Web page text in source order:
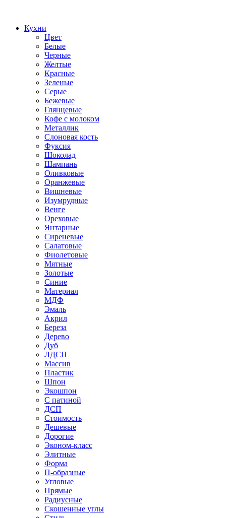
Кухни
Цвет
Белые
Черные
Желтые
Красные
Зеленые
Серые
Бежевые
Глянцевые
Кофе с молоком
Металлик
Слоновая кость
Фуксия
Шоколад
Шампань
Оливковые
Оранжевые
Вишневые
Изумрудные
Венге
Ореховые
Янтарные
Сиреневые
Салатовые
Фиолетовые
Мятные
Золотые
Синие
Материал
МДФ
Эмаль
Акрил
Береза
Дерево
Дуб
ЛДСП
Массив
Пластик
Шпон
Экошпон
С патиной
ДСП
Стоимость
Дешевые
Дорогие
Эконом-класс
Элитные
Форма
П-образные
Угловые
Прямые
Радиусные
Скошенные углы